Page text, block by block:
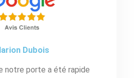
Dubois
notre porte a été rapide